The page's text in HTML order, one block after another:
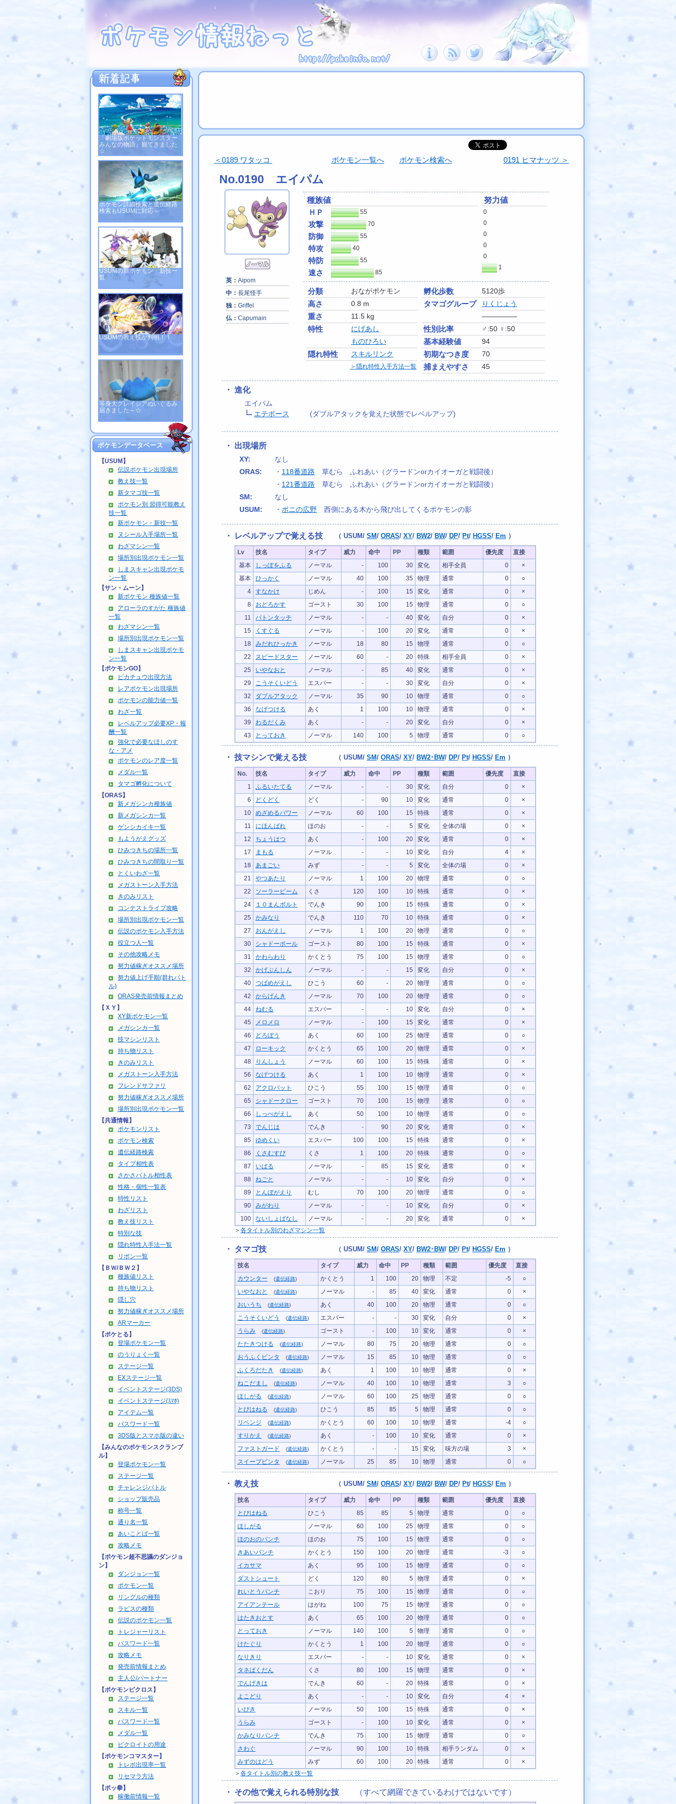
「劇場版ポケットモンスター
みんなの物語」観てきました
☆
ポケモン詳細検索と遺伝経路
検索もUSUMに対応～
USUMの新ポケモン・新技一
覧
USUMの教え技が判明！！
等身大グレイシアぬいぐるみ
届きました～☆
ポケモンデータベース
【USUM】
伝説ポケモン出現場所
教え技一覧
新タマゴ技一覧
ポケモン別 習得可能教え
技一覧
新ポケモン・新技一覧
ヌシール入手場所一覧
わざマシン一覧
場所別出現ポケモン一覧
しまスキャン出現ポケモ
ン一覧
【サン・ムーン】
新ポケモン 種族値一覧
アローラのすがた 種族値
一覧
わざマシン一覧
場所別出現ポケモン一覧
しまスキャン出現ポケモ
ン一覧
【ポケモンGO】
ピカチュウ出現方法
レアポケモン出現場所
ポケモンの能力値一覧
わざ一覧
レベルアップ必要XP・報
酬一覧
強化で必要なほしのす
な・アメ
ポケモンのレア度一覧
メダル一覧
タマゴ孵化について
【ORAS】
新メガシンカ種族値
新メガシンカ一覧
ゲンシカイキ一覧
もようがえグッズ
ひみつきちの場所一覧
ひみつきちの間取り一覧
とくいわざ一覧
メガストーン入手方法
きのみリスト
コンテストライブ攻略
場所別出現ポケモン一覧
伝説のポケモン入手方法
役立つ人一覧
その他攻略メモ
努力値稼ぎオススメ場所
努力値上げ手順(群れバト
ル)
ORAS発売前情報まとめ
【ＸＹ】
XY新ポケモン一覧
メガシンカ一覧
技マシンリスト
持ち物リスト
きのみリスト
メガストーン入手方法
フレンドサファリ
努力値稼ぎオススメ場所
場所別出現ポケモン一覧
【共通情報】
ポケモンリスト
ポケモン検索
遺伝経路検索
タイプ相性表
さかさバトル相性表
性格・個性一覧表
特性リスト
わざリスト
教え技リスト
特別な技
隠れ特性入手法一覧
リボン一覧
【ＢＷ/ＢＷ２】
種族値リスト
持ち物リスト
隠し穴
努力値稼ぎオススメ場所
ARマーカー
【ポケとる】
登場ポケモン一覧
のうりょく一覧
ステージ一覧
EXステージ一覧
イベントステージ(3DS)
イベントステージ(ｽﾏﾎ)
アイテム一覧
パスワード一覧
3DS版とスマホ版の違い
【みんなのポケモンスクランブ
ル】
登場ポケモン一覧
ステージ一覧
チャレンジバトル
ショップ販売品
称号一覧
通り名一覧
あいことば一覧
攻略メモ
【ポケモン超不思議のダンジョ
ン】
ダンジョン一覧
ポケモン一覧
リングルの種類
ラピスの種類
伝説のポケモン一覧
トレジャーリスト
パスワード一覧
攻略メモ
発売前情報まとめ
主人公/パートナー
【ポケモンピクロス】
ステージ一覧
スキル一覧
パスワード一覧
メダル一覧
ピクロイトの用途
【ポケモンコマスター】
トレボ出現率一覧
リセマラ方法
【ポッ拳】
稼働前情報一覧
＜0189 ワタッコ ポケモン一覧へ ポケモン検索へ 0191 ヒマナッツ ＞
No.0190 エイパム
英： Aipom
中： 長尾怪手
独： Griffel
仏： Capumain
種族値
ＨＰ
55
攻撃 70
防御 55
特攻 40
特防 55
速さ 85
努力値
0
0
0
0
0
1
分類 おながポケモン
高さ 0.8 m
重さ 11.5 kg
特性
にげあし
ものひろい
隠れ特性 スキルリンク
＞隠れ特性入手方法一覧
孵化歩数 5120歩
タマゴグループ
りくじょう
―――――
性別比率 ♂:50 ♀:50
基本経験値 94
初期なつき度 70
捕まえやすさ 45
・ 進化
エイパム
エテボース
(ダブルアタックを覚えた状態でレベルアップ)
・ 出現場所
XY:
なし
ORAS:
・ 118番道路 草むら ふれあい（グラードンorカイオーガと戦闘後）
・ 121番道路 草むら ふれあい（グラードンorカイオーガと戦闘後）
SM:
なし
USUM:
・ ポニの広野 西側にある木から飛び出してくるポケモンの影
・ レベルアップで覚える技 （ USUM/ SM/ ORAS/ XY/ BW2/ BW/ DP/ Pt/ HGSS/ Em ）
Lv 技名 タイプ 威力 命中 PP 種類 範囲 優先度
直接
基本
しっぽをふる ノーマル - 100 30 変化 相手全員 0
×
基本
ひっかく ノーマル 40 100 35 物理 通常 0
○
4
すなかけ じめん - 100 15 変化 通常 0
×
8
おどろかす ゴースト 30 100 15 物理 通常 0
○
11
バトンタッチ ノーマル - - 40 変化 自分 0
×
15
くすぐる ノーマル - 100 20 変化 通常 0
×
18
みだれひっかき ノーマル 18 80 15 物理 通常 0
○
22
スピードスター ノーマル 60 - 20 特殊 相手全員 0
×
25
いやなおと ノーマル - 85 40 変化 通常 0
×
29
こうそくいどう エスパー - - 30 変化 自分 0
×
32
ダブルアタック ノーマル 35 90 10 物理 通常 0
○
36
なげつける あく 1 100 10 物理 通常 0
×
39
わるだくみ あく - - 20 変化 自分 0
×
43
とっておき ノーマル 140 100 5 物理 通常 0 ○
・ 技マシンで覚える技 （ USUM/ SM/ ORAS/ XY/ BW2･BW/ DP/ Pt/ HGSS/ Em ）
No. 技名 タイプ 威力 命中 PP 種類 範囲 優先度
直接
1
ふるいたてる ノーマル - - 30 変化 自分 0
×
6
どくどく どく - 90 10 変化 通常 0
×
10
めざめるパワー ノーマル 60 100 15 特殊 通常 0
×
11
にほんばれ ほのお - - 5 変化 全体の場 0
×
12
ちょうはつ あく - 100 20 変化 通常 0
×
17
まもる ノーマル - - 10 変化 自分 4
×
18
あまごい みず - - 5 変化 全体の場 0
×
21
やつあたり ノーマル 1 100 20 物理 通常 0
○
22
ソーラービーム くさ 120 100 10 特殊 通常 0
×
24
１０まんボルト でんき 90 100 15 特殊 通常 0
×
25
かみなり でんき 110 70 10 特殊 通常 0
×
27
おんがえし ノーマル 1 100 20 物理 通常 0
○
30
シャドーボール ゴースト 80 100 15 特殊 通常 0
×
31
かわらわり かくとう 75 100 15 物理 通常 0
○
32
かげぶんしん ノーマル - - 15 変化 自分 0
×
40
つばめがえし ひこう 60 - 20 物理 通常 0
○
42
からげんき ノーマル 70 100 20 物理 通常 0
○
44
ねむる エスパー - - 10 変化 自分 0
×
45
メロメロ ノーマル - 100 15 変化 通常 0
×
46
どろぼう あく 60 100 25 物理 通常 0
○
47
ローキック かくとう 65 100 20 物理 通常 0
×
48
りんしょう ノーマル 60 100 15 特殊 通常 0
×
56
なげつける あく 1 100 10 物理 通常 0
×
62
アクロバット ひこう 55 100 15 物理 通常 0
○
65
シャドークロー ゴースト 70 100 15 物理 通常 0
○
66
しっぺがえし あく 50 100 10 物理 通常 0
○
73
でんじは でんき - 90 20 変化 通常 0
×
85
ゆめくい エスパー 100 100 15 特殊 通常 0
×
86
くさむすび くさ 1 100 20 特殊 通常 0
○
87
いばる ノーマル - 85 15 変化 通常 0
×
88
ねごと ノーマル - - 10 変化 自分 0
×
89
とんぼがえり むし 70 100 20 物理 通常 0
○
90
みがわり ノーマル - - 10 変化 自分 0
×
100
ないしょばなし ノーマル - - 20 変化 通常 0
×
＞ 各タイトル別のわざマシン一覧
・ タマゴ技 （ USUM/ SM/ ORAS/ XY/ BW2･BW/ DP/ Pt/ HGSS/ Em ）
技名 タイプ 威力 命中 PP 種類 範囲 優先度
直接
カウンター
(遺伝経路) かくとう 1 100 20 物理 不定 -5
○
いやなおと
(遺伝経路) ノーマル - 85 40 変化 通常 0
×
おいうち
(遺伝経路) あく 40 100 20 物理 通常 0
○
こうそくいどう
(遺伝経路) エスパー - - 30 変化 自分 0
×
うらみ
(遺伝経路) ゴースト - 100 10 変化 通常 0
×
たたきつける
(遺伝経路) ノーマル 80 75 20 物理 通常 0
○
おうふくビンタ
(遺伝経路) ノーマル 15 85 10 物理 通常 0
○
ふくろだたき
(遺伝経路) あく 1 100 10 物理 通常 0
×
ねこだまし
(遺伝経路) ノーマル 40 100 10 物理 通常 3
○
ほしがる
(遺伝経路) ノーマル 60 100 25 物理 通常 0
○
とびはねる
(遺伝経路) ひこう 85 85 5 物理 通常 0
○
リベンジ
(遺伝経路) かくとう 60 100 10 物理 通常 -4
○
すりかえ
(遺伝経路) あく - 100 10 変化 通常 0
×
ファストガード
(遺伝経路) かくとう - - 15 変化 味方の場 3
×
スイープビンタ
(遺伝経路) ノーマル 25 85 10 物理 通常 0 ○
・ 教え技 （ USUM/ SM/ ORAS/ XY/ BW2/ BW/ DP/ Pt/ HGSS/ Em ）
技名 タイプ 威力 命中 PP 種類 範囲 優先度
直接
とびはねる
ひこう 85 85 5 物理 通常 0
○
ほしがる
ノーマル 60 100 25 物理 通常 0
○
ほのおのパンチ
ほのお 75 100 15 物理 通常 0
○
きあいパンチ
かくとう 150 100 20 物理 通常 -3
○
イカサマ
あく 95 100 15 物理 通常 0
○
ダストシュート
どく 120 80 5 物理 通常 0
×
れいとうパンチ
こおり 75 100 15 物理 通常 0
○
アイアンテール
はがね 100 75 15 物理 通常 0
○
はたきおとす
あく 65 100 20 物理 通常 0
○
とっておき
ノーマル 140 100 5 物理 通常 0
○
けたぐり
かくとう 1 100 20 物理 通常 0
○
なりきり
エスパー - - 10 変化 通常 0
×
タネばくだん
くさ 80 100 15 物理 通常 0
×
でんげきは
でんき 60 - 20 特殊 通常 0
×
よこどり
あく - - 10 変化 自分 4
×
いびき
ノーマル 50 100 15 特殊 通常 0
×
うらみ
ゴースト - 100 10 変化 通常 0
×
かみなりパンチ
でんき 75 100 15 物理 通常 0
○
さわぐ
ノーマル 90 100 10 特殊 相手ランダム 0
×
みずのはどう
みず 60 100 20 特殊 通常 0
×
＞ 各タイトル別の教え技一覧
・ その他で覚えられる特別な技 （すべて網羅できているわけではないです）